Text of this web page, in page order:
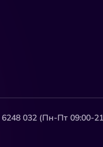
032 (Пн-Пт 09:00-